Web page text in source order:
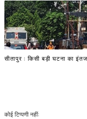
सीतापुर : किसी बड़ी घटना का
कोई टिप्पणी नहीं: